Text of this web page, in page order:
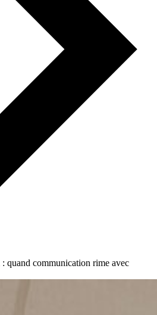
quand communication rime avec